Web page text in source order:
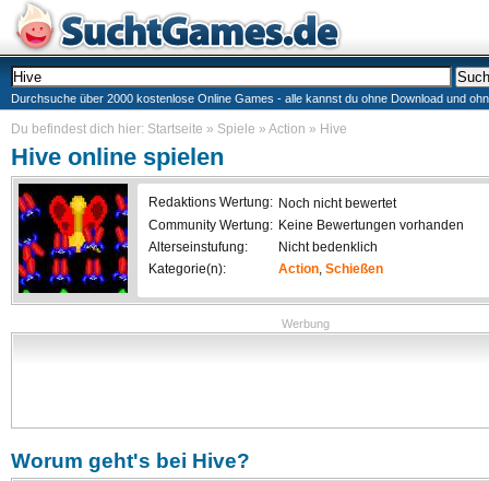
Durchsuche über 2000 kostenlose Online Games - alle kannst du ohne Download und
Du befindest dich hier: Startseite » Spiele » Action » Hive
Hive online spielen
Redaktions Wertung: Noch nicht bewertet
Community Wertung: Keine Bewertungen vorhanden
Alterseinstufung:
Nicht bedenklich
Kategorie(n):
Action, Schießen
Werbung
Worum geht's bei Hive?